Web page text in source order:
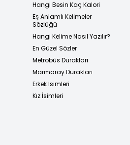
Hangi Besin Kaç Kalori
Eş Anlamlı Kelimeler
Sözlüğü
Hangi Kelime Nasıl Yazılır?
En Güzel Sözler
Metrobüs Durakları
Marmaray Durakları
Erkek İsimleri
Kız İsimleri